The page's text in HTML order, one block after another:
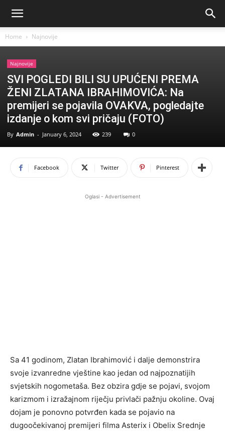
Home Najnovije
Najnovije
SVI POGLEDI BILI SU UPUĆENI PREMA
ŽENI ZLATANA IBRAHIMOVIĆA: Na
premijeri se pojavila OVAKVA, pogledajte
izdanje o kom svi pričaju (FOTO)
By Admin - January 6, 2024 239 0
Facebook Twitter Pinterest
Oglasi - Advertisement
Sa 41 godinom, Zlatan Ibrahimović i dalje demonstrira
svoje izvanredne vještine kao jedan od najpoznatijih
svjetskih nogometaša. Bez obzira gdje se pojavi, svojom
karizmom i izražajnom riječju privlači pažnju okoline. Ovaj
dojam je ponovno potvrđen kada se pojavio na
dugoočekivanoj premijeri filma Asterix i Obelix Srednje